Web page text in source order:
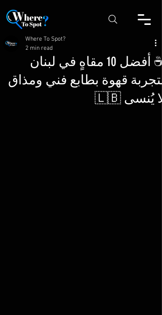
☕ أفضل 10 مقاهٍ في لبنان
لتجربة قهوة بطابع فني ومذاق
لا يُنسى 🇱🇧
Where To Spot?
2 min read